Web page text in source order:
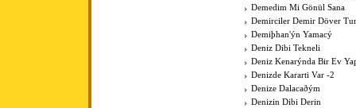
Demedim Mi Gönül Sana
Demirciler Demir Döver
Demiþhan'ýn Yamacý
Deniz Dibi Tekneli
Deniz Kenarýnda Bir Ev
Denizde Kararti Var -2
Denize Dalacaðým
Denizin Dibi Derin